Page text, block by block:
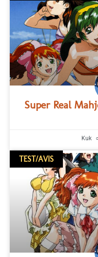
Super Real
Kuk
TEST/AVIS